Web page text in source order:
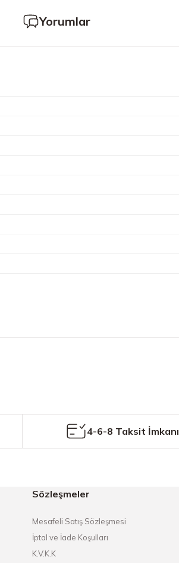
Yorumlar
4-6-8 Taksit İmkanı
Sözleşmeler
Mesafeli Satış Sözleşmesi
İptal ve İade Koşulları
K.V.K.K